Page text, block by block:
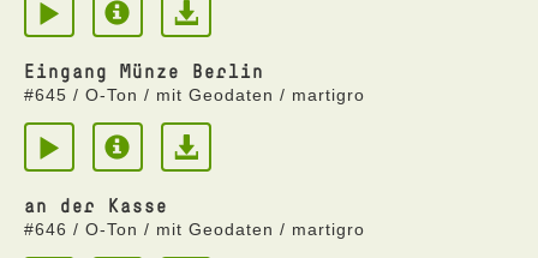
Eingang Münze Berlin
#645 / O-Ton / mit Geodaten / martigro
an der Kasse
#646 / O-Ton / mit Geodaten / martigro